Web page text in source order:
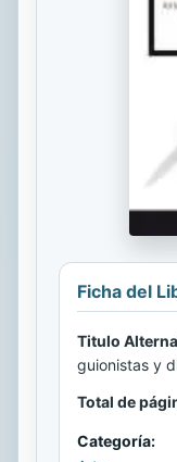
Ficha del
Titulo
guionistas y
Total de
Categoría: